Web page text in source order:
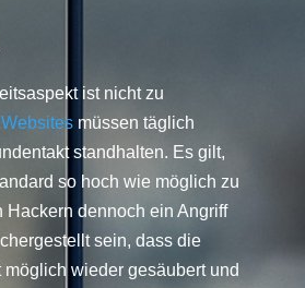
ist nicht zu
Websitesmüssen täglich
standhalten. Es gilt,
so hoch wie möglich zu
Hackern dennoch ein Angriff
sein, dass die
wieder gesäubert und